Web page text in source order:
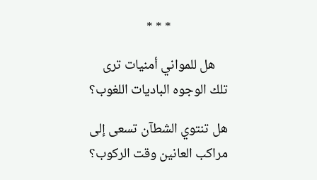
* * *
هل للمواني أمنيات ترى
تلك الوجوه الباديات اللغوب؟
هل تنتوي الشطآن تسعى إلى
مراكب العانين وقت الركوب؟